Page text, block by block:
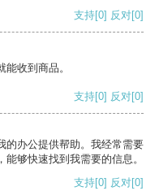
支持[0] 反对[0]
收到商品。
支持[0] 反对[0]
的办公提供帮助。我经常需要
够快速找到我需要的信息。
支持[0] 反对[0]